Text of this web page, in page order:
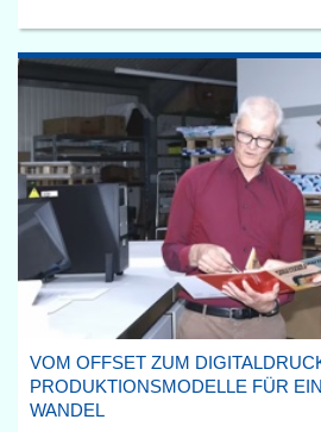
VOM OFFSET ZUM
PRODUKTIONSMODELLE FÜR
WANDEL